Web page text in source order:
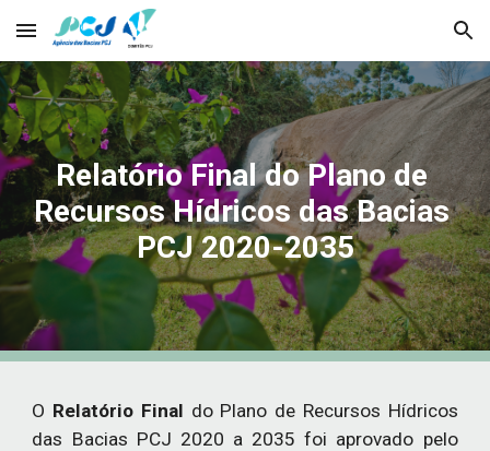
Skip to main content Skip to navigation
Relatório Final do Plano de
Recursos Hídricos das Bacias
PCJ 2020-2035
O Relatório Final do Plano de Recursos Hídricos
das Bacias PCJ 2020 a 2035 foi aprovado pelo